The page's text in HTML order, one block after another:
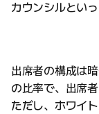
カウンシルとい
出席者の構成は
の比率で、出席
ただし、ホワイ